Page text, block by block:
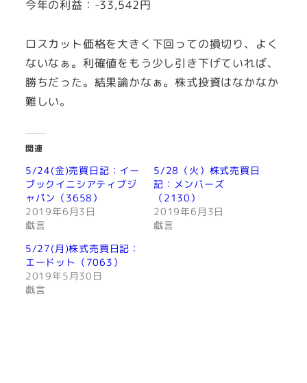
今年の利益：-33,542円
ロスカット価格を大きく下回っての損切り、よく
ないなぁ。利確値をもう少し引き下げていれば、
勝ちだった。結果論かなぁ。株式投資はなかなか
難しい。
関連
5/24(金)売買日記：イー
ブックイニシアティブジ
ャパン（3658）
2019年6月3日
戯言
5/28（火）株式売買日
記：メンバーズ
（2130）
2019年6月3日
戯言
5/27(月)株式売買日記：
エードット（7063）
2019年5月30日
戯言